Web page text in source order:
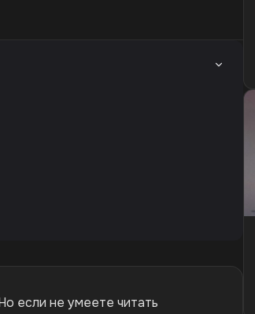
если не умеете читать